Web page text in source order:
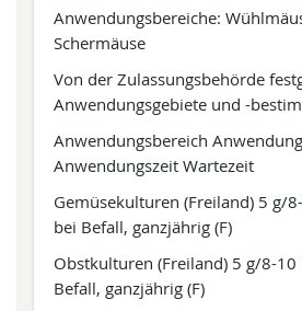
Anwendungsbereiche:
Schermäuse
Von der Zulassungsbehörde
Anwendungsgebiete und -
Anwendungsbereich
Anwendungszeit Wartezeit
Gemüsekulturen (Freiland) 5 g/
bei Befall, ganzjährig (F)
Obstkulturen (Freiland) 5 g/8-10
Befall, ganzjährig (F)